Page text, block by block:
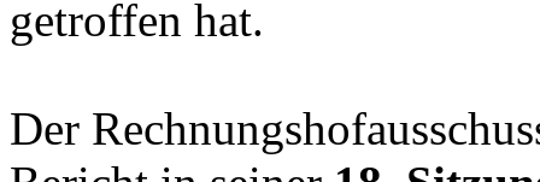
getroffen hat.
Der